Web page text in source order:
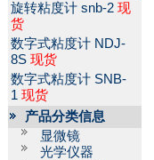
旋转粘度计 snb-2 现
货
数字式粘度计 NDJ-
8S 现货
数字式粘度计 SNB-
1 现货
产品分类信息
显微镜
光学仪器